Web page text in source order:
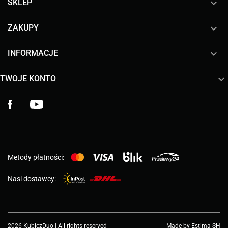
SKLEP 
ZAKUPY 
INFORMACJE 
TWOJE KONTO 
Facebook
Metody płatności:
Nasi dostawcy:
2026 KubiczDuo | All rights reserved Made by Estima SH